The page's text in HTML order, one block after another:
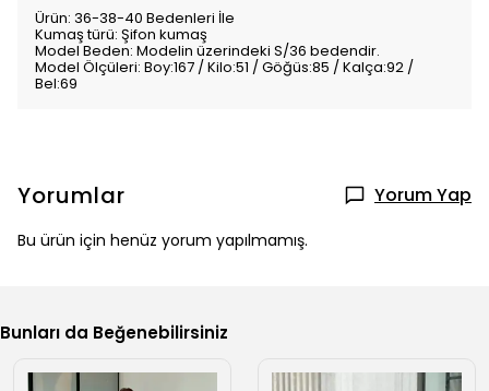
Ürün: 36-38-40 Bedenleri İle
Kumaş türü: Şifon kumaş
Model Beden: Modelin üzerindeki S/36 bedendir.
Model Ölçüleri: Boy:167 / Kilo:51 / Göğüs:85 / Kalça:92 /
Bel:69
Yorumlar Yorum Yap
Bu ürün için henüz yorum yapılmamış.
Bunları da Beğenebilirsiniz